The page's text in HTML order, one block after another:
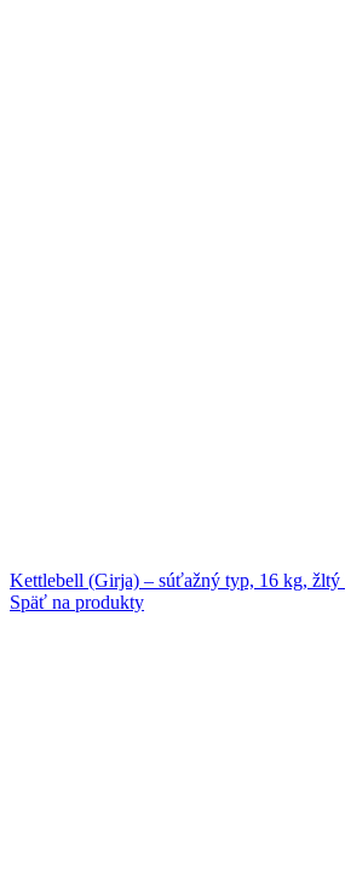
Kettlebell (Girja) – súťažný typ, 16 kg, žltý
Späť na produkty